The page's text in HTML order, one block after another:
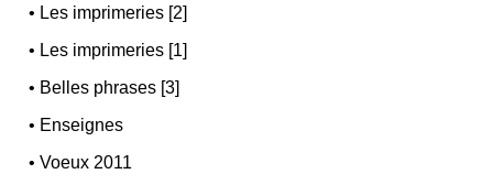
• Les imprimeries [2]
• Les imprimeries [1]
• Belles phrases [3]
• Enseignes
•Voeux 2011